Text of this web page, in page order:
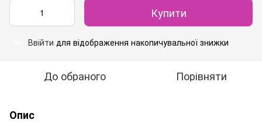
Купити
Ввійти для відображення накопичувальної знижки
До обраного Порівняти
Опис